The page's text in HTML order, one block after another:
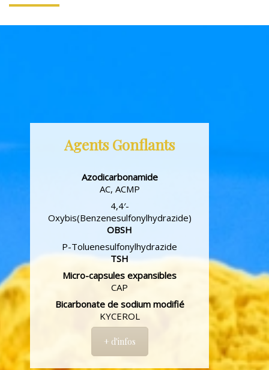
Agents Gonflants
Azodicarbonamide
AC, ACMP
4,4′-
Oxybis(Benzenesulfonylhydrazide)
OBSH
P-Toluenesulfonylhydrazide
TSH
Micro-capsules expansibles
CAP
Bicarbonate de sodium modifié
KYCEROL
+ d'infos